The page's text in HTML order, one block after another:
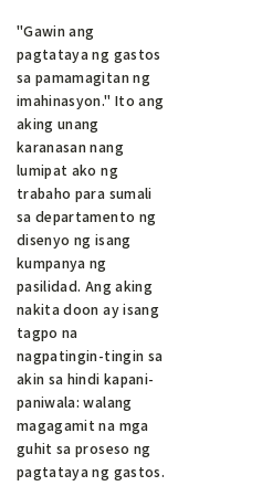
"Gawin ang
pagtataya ng gastos
sa pamamagitan ng
imahinasyon." Ito ang
aking unang
karanasan nang
lumipat ako ng
trabaho para sumali
sa departamento ng
disenyo ng isang
kumpanya ng
pasilidad. Ang aking
nakita doon ay isang
tagpo na
nagpatingin-tingin sa
akin sa hindi kapani-
paniwala: walang
magagamit na mga
guhit sa proseso ng
pagtataya ng gastos.